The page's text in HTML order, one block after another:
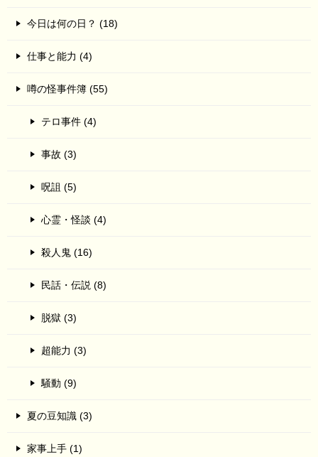
今日は何の日？ (18)
仕事と能力 (4)
噂の怪事件簿 (55)
テロ事件 (4)
事故 (3)
呪詛 (5)
心霊・怪談 (4)
殺人鬼 (16)
民話・伝説 (8)
脱獄 (3)
超能力 (3)
騒動 (9)
夏の豆知識 (3)
家事上手 (1)